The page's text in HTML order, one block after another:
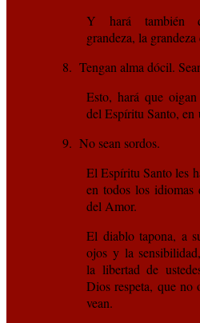
Y hará también
grandeza, la
8. Tengan alma dócil.
Esto, hará que
del Espíritu Santo, en
9. No sean sordos.
El Espíritu Santo les
en todos los
del Amor.
El diablo tapona, a
ojos y la
la libertad de
Dios respeta, que no
vean.